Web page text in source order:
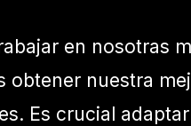
en nosotras
nuestra
Es crucial